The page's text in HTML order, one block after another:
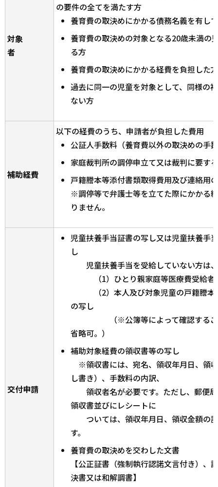
対象
者
の要件の全てを満たす方
養育費の取決めにかかる債務名義を有し
養育費の取決めの対象となる20歳未満の
る方
養育費の取決めにかかる経費を負担した方
過去に同一の児童を対象として、同様の
ない方
補助経費
以下の経費のうち、申請者が負担した費用
公証人手数料（養育費以外の取決めの手
家庭裁判所の調停申立て又は裁判に要す
戸籍謄本等添付書類取得費用及び連絡用
※調停等で弁護士等を立てた際にかかる
りません。
交付申請
児童扶養手当証書の写し又は児童扶養手
し
児童扶養手当を受給していない方は
（1）ひとり親家庭等医療費受給者
（2）本人及び対象児童の戸籍謄本
の写し
（※公簿等によって確認すること
省略可。）
補助対象経費の領収書等の写し
※領収書には、宛名、領収年月日、領
し書き）、手数料の内訳、
領収者名が必要です。ただし、郵便
領収書並びにレシートに
ついては、領収年月日、領収金額の
す。
養育費の取決めを交わした文書
【公正証書（強制執行認諾文言付き）、
決書又は和解調書】